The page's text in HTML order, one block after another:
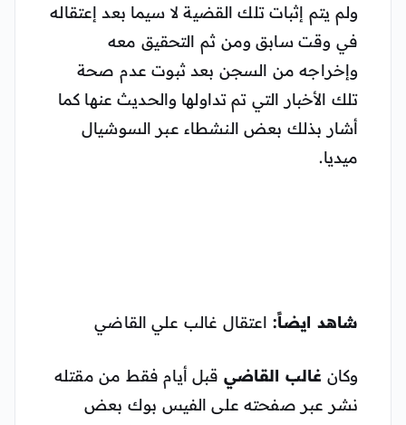
ولم يتم إثبات تلك القضية لا سيما بعد إعتقاله
في وقت سابق ومن ثم التحقيق معه
وإخراجه من السجن بعد ثبوت عدم صحة
تلك الأخبار التي تم تداولها والحديث عنها كما
أشار بذلك بعض النشطاء عبر السوشيال
ميديا.
شاهد ايضاً: اعتقال غالب علي القاضي
وكان غالب القاضي قبل أيام فقط من مقتله
نشر عبر صفحته على الفيس بوك بعض